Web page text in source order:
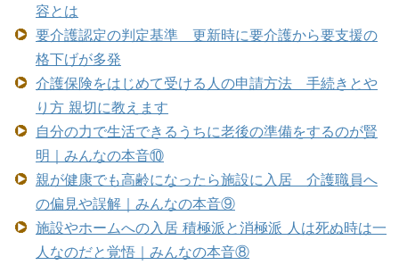
容とは
要介護認定の判定基準 更新時に要介護から要支援の
格下げが多発
介護保険をはじめて受ける人の申請方法 手続きとや
り方 親切に教えます
自分の力で生活できるうちに老後の準備をするのが賢
明｜みんなの本音⑩
親が健康でも高齢になったら施設に入居 介護職員へ
の偏見や誤解｜みんなの本音⑨
施設やホームへの入居 積極派と消極派 人は死ぬ時は一
人なのだと覚悟｜みんなの本音⑧